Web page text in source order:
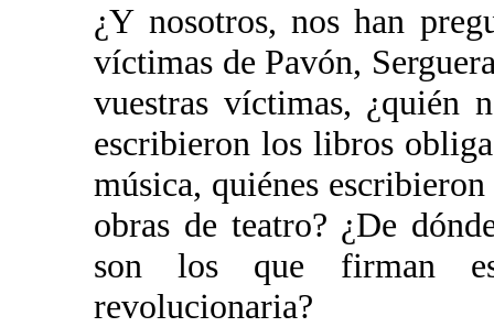
¿Y nosotros, nos han
víctimas de Pavón,
vuestras víctimas, ¿quién
escribieron los libros
música, quiénes
obras de teatro? ¿De
son los que firman
revolucionaria?